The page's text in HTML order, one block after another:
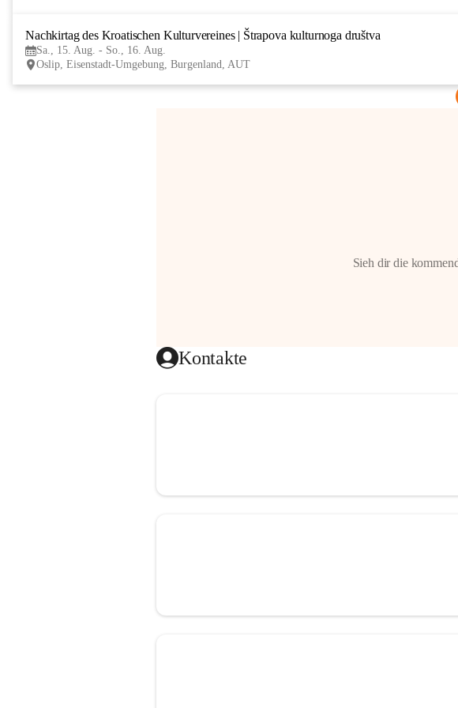
Nachkirtag des Kroatischen Kulturvereines | Štrapova kulturnoga društva
Sa., 15. Aug. - So., 16. Aug.
Oslip, Eisenstadt-Umgebung, Burgenland, AUT
Sieh dir die
Kontakte